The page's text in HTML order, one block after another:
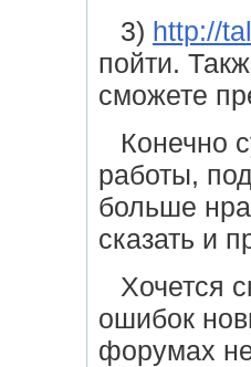
3) http://
пойти.
сможете
Конечно
работы,
больше
сказать и
Хочется
ошибок
форумах